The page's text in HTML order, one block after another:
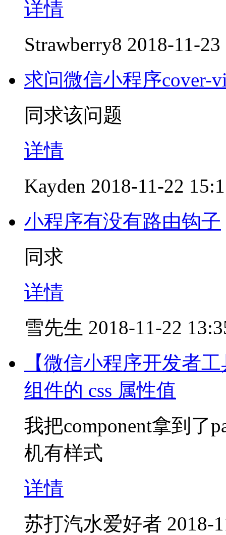
详情
Strawberry8 2018-11-23
求问微信小程序cover-
同求该问题
详情
Kayden 2018-11-22
小程序有没有路由钩子
同求
详情
雪先生 2018-11-22
【微信小程序开发者
组件的 css 属性值
我把component拿到了
机有样式
详情
苏打汽水爱好者 2018-